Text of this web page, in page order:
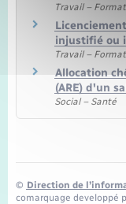
Travail –
injustifié ou
Travail –
Allocation
(ARE) d'un
Social – Santé
© Direction de
comarquage developpé